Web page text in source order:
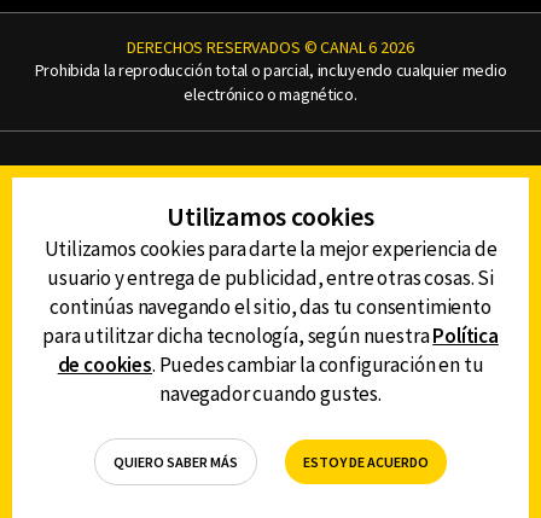
DERECHOS RESERVADOS © CANAL 6 2026
Prohibida la reproducción total o parcial, incluyendo cualquier medio
electrónico o magnético.
CONTACTO
AVISO LEGAL
DEFENSORÍA DE LAS AUDIENCIAS
DESCARGA LA APP DE CANAL 6
Utilizamos cookies
Utilizamos cookies para darte la mejor experiencia de
usuario y entrega de publicidad, entre otras cosas. Si
continúas navegando el sitio, das tu consentimiento
para utilitzar dicha tecnología, según nuestraPolítica
de cookies. Puedes cambiar la configuración en tu
navegador cuando gustes.
QUIERO SABER MÁS ESTOY DE ACUERDO